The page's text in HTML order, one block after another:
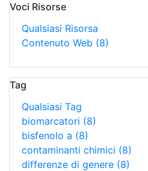
Voci Risorse
Qualsiasi Risorsa
Contenuto Web (8)
Tag
Qualsiasi Tag
biomarcatori (8)
bisfenolo a (8)
contaminanti chimici (8)
differenze di genere (8)